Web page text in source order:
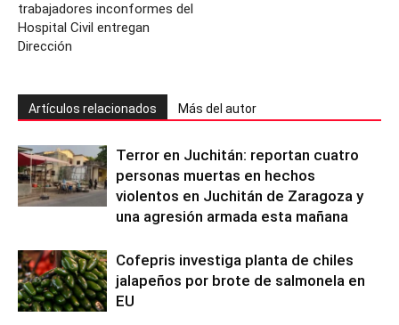
trabajadores inconformes del
Hospital Civil entregan
Dirección
Artículos relacionados Más del autor
Terror en Juchitán: reportan cuatro
personas muertas en hechos
violentos en Juchitán de Zaragoza y
una agresión armada esta mañana
Cofepris investiga planta de chiles
jalapeños por brote de salmonela en
EU